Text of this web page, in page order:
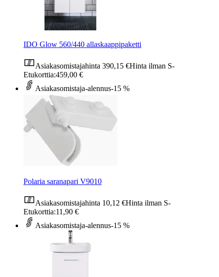
IDO Glow 560/440 allaskaappipaketti
Asiakasomistajahinta 390,15 €Hinta ilman S-
Etukorttia:459,00 €
Asiakasomistaja-alennus-15 %
Polaria saranapari V9010
Asiakasomistajahinta 10,12 €Hinta ilman S-
Etukorttia:11,90 €
Asiakasomistaja-alennus-15 %